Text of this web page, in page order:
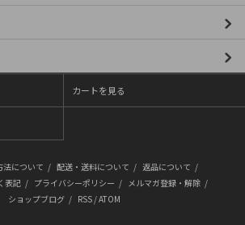
カートを見る
法について / 配送・送料について / 返品について /
表記 / プライバシーポリシー / メルマガ登録・解除 /
ショップブログ / RSS/ATOM